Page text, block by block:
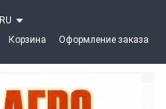
RU
Корзина Оформление заказа